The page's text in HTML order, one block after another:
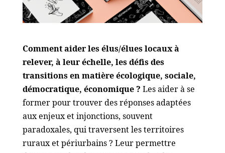
Comment aider les élus/élues locaux à
relever, à leur échelle, les défis des
transitions en matière écologique, sociale,
démocratique, économique ? Les aider à se
former pour trouver des réponses adaptées
aux enjeux et injonctions, souvent
paradoxales, qui traversent les territoires
ruraux et périurbains ? Leur permettre